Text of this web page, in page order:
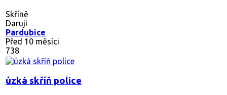
Skříně
Daruji
Pardubice
Před 10 měsíci
738
úzká skříň police